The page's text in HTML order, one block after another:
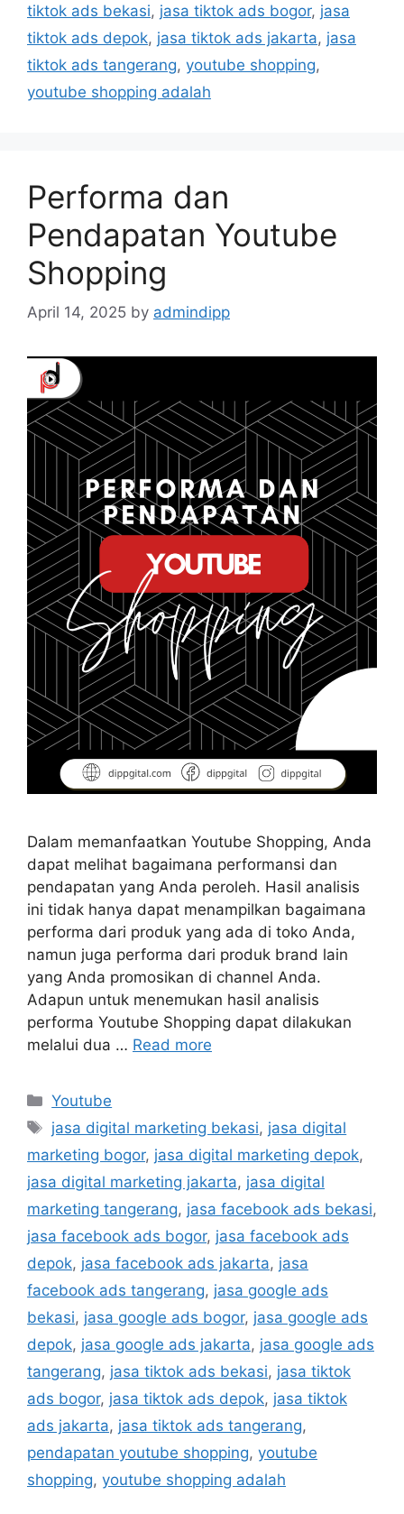
tiktok ads bekasi, jasa tiktok ads bogor, jasa
tiktok ads depok, jasa tiktok ads jakarta, jasa
tiktok ads tangerang, youtube shopping,
youtube shopping adalah
Performa dan
Pendapatan Youtube
Shopping
April 14, 2025 by admindipp
Dalam memanfaatkan Youtube Shopping, Anda
dapat melihat bagaimana performansi dan
pendapatan yang Anda peroleh. Hasil analisis
ini tidak hanya dapat menampilkan bagaimana
performa dari produk yang ada di toko Anda,
namun juga performa dari produk brand lain
yang Anda promosikan di channel Anda.
Adapun untuk menemukan hasil analisis
performa Youtube Shopping dapat dilakukan
melalui dua … Read more
Youtube
jasa digital marketing bekasi, jasa digital
marketing bogor, jasa digital marketing depok,
jasa digital marketing jakarta, jasa digital
marketing tangerang, jasa facebook ads bekasi,
jasa facebook ads bogor, jasa facebook ads
depok, jasa facebook ads jakarta, jasa
facebook ads tangerang, jasa google ads
bekasi, jasa google ads bogor, jasa google ads
depok, jasa google ads jakarta, jasa google ads
tangerang, jasa tiktok ads bekasi, jasa tiktok
ads bogor, jasa tiktok ads depok, jasa tiktok
ads jakarta, jasa tiktok ads tangerang,
pendapatan youtube shopping, youtube
shopping, youtube shopping adalah